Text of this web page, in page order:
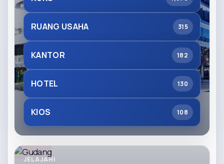
RUANG USAHA 315
KANTOR 182
HOTEL 130
KIOS 108
JELAJAHI